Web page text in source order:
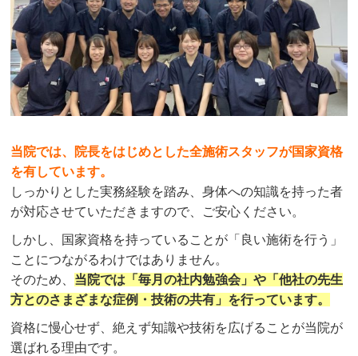
当院では、院長をはじめとした全施術スタッフが国家資格
を有しています。
しっかりとした実務経験を踏み、身体への知識を持った者
が対応させていただきますので、ご安心ください。
しかし、国家資格を持っていることが「良い施術を行う」
ことにつながるわけではありません。
そのため、 当院では「毎月の社内勉強会」や「他社の先生
方とのさまざまな症例・技術の共有」を行っています。
資格に慢心せず、絶えず知識や技術を広げることが当院が
選ばれる理由です。